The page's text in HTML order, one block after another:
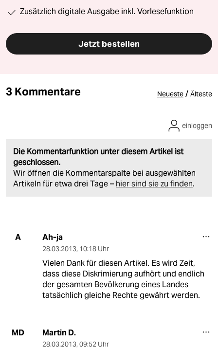
Zusätzlich digitale Ausgabe inkl. Vorlesefunktion
Jetzt bestellen
3 Kommentare Neueste / Älteste
Die Kommentarfunktion unter diesem Artikel ist
geschlossen.
Wir öffnen die Kommentarspalte bei ausgewählten
Artikeln für etwa drei Tage – hier sind sie zu finden.
einloggen
A Ah-ja
28.03.2013, 10:18 Uhr
Vielen Dank für diesen Artikel. Es wird Zeit,
dass diese Diskrimierung aufhört und endlich
der gesamten Bevölkerung eines Landes
tatsächlich gleiche Rechte gewährt werden.
MD Martin D.
28.03.2013, 09:52 Uhr